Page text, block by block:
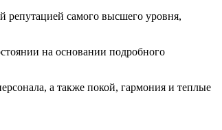
репутацией самого высшего уровня,
на основании подробного
а также покой, гармония и теплые